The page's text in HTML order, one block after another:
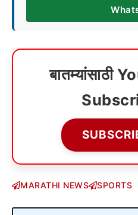
बातम्यांसाठी
MARATHI NEWS SPORTS